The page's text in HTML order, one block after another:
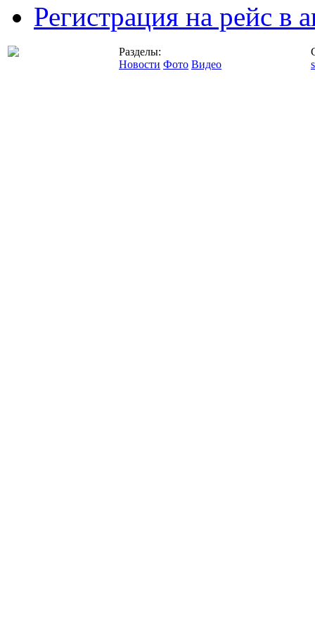
Регистрация на рейс в
Разделы:
Новости Фото Видео